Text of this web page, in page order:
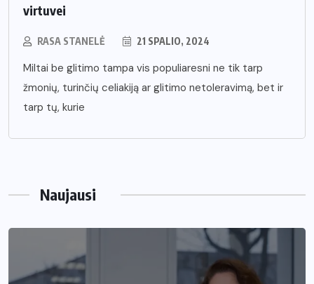
virtuvei
RASA STANELĖ 21 SPALIO, 2024
Miltai be glitimo tampa vis populiaresni ne tik tarp
žmonių, turinčių celiakiją ar glitimo netoleravimą, bet ir
tarp tų, kurie
Naujausi